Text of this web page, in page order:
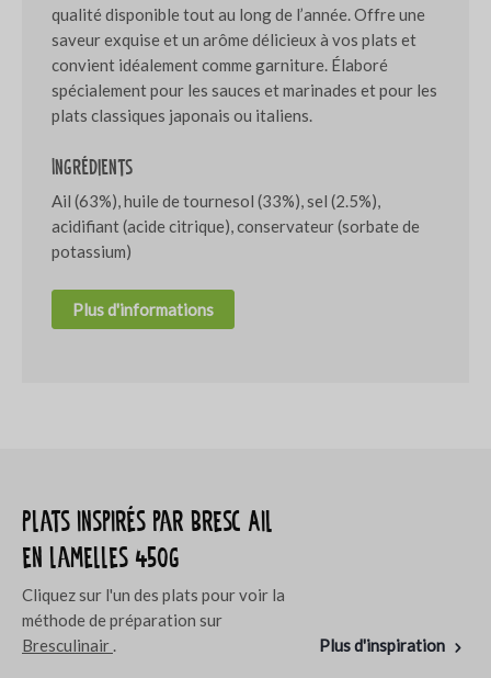
qualité disponible tout au long de l’année. Offre une
saveur exquise et un arôme délicieux à vos plats et
convient idéalement comme garniture. Élaboré
spécialement pour les sauces et marinades et pour les
plats classiques japonais ou italiens.
Ingrédients
Ail (63%), huile de tournesol (33%), sel (2.5%),
acidifiant (acide citrique), conservateur (sorbate de
potassium)
Plus d'informations
Plats inspirés par Bresc Ail
en lamelles 450g
Cliquez sur l'un des plats pour voir la
méthode de préparation sur
Bresculinair . Plus d'inspiration